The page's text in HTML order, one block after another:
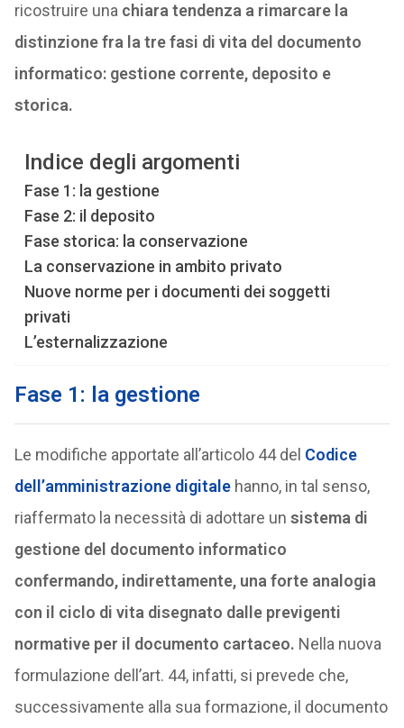
ricostruire una chiara tendenza a rimarcare la
distinzione fra la tre fasi di vita del documento
informatico: gestione corrente, deposito e
storica.
Indice degli argomenti
Fase 1: la gestione
Fase 2: il deposito
Fase storica: la conservazione
La conservazione in ambito privato
Nuove norme per i documenti dei soggetti
privati
L’esternalizzazione
Fase 1: la gestione
Le modifiche apportate all’articolo 44 del Codice
dell’amministrazione digitalehanno, in tal senso,
riaffermato la necessità di adottare un sistema di
gestione del documento informatico
confermando, indirettamente, una forte analogia
con il ciclo di vita disegnato dalle previgenti
normative per il documento cartaceo. Nella nuova
formulazione dell’art. 44, infatti, si prevede che,
successivamente alla sua formazione, il documento